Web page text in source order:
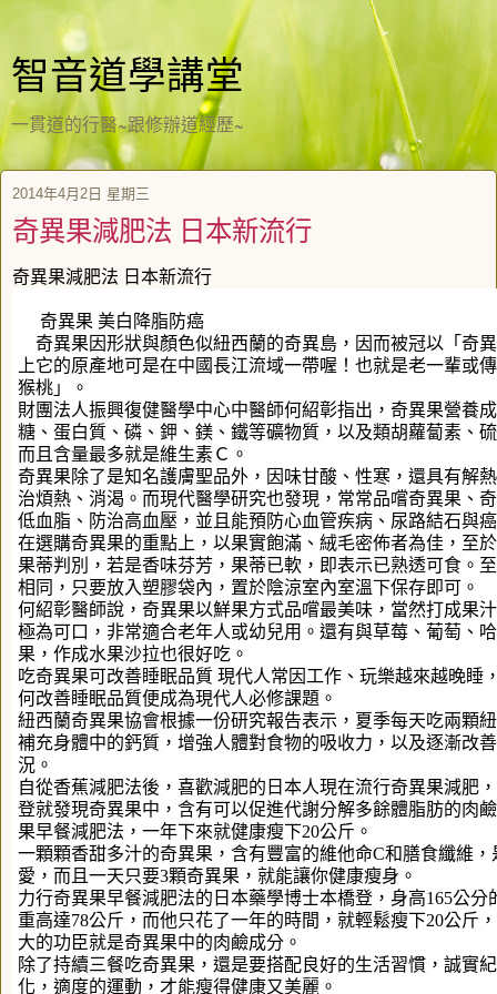
智音道學講堂
一貫道的行醫~跟修辦道經歷~
2014年4月2日 星期三
奇異果減肥法 日本新流行
奇異果減肥法 日本新流行
奇異果 美白降脂防癌
奇異果因形狀與顏色似紐西蘭的奇異島，因而被冠以「奇
上它的原產地可是在中國長江流域一帶喔！也就是老一輩或
猴桃」。
財團法人振興復健醫學中心中醫師何紹彰指出，奇異果營養
糖、蛋白質、磷、鉀、鎂、鐵等礦物質，以及類胡蘿蔔素、
而且含量最多就是維生素Ｃ。
奇異果除了是知名護膚聖品外，因味甘酸、性寒，還具有解
治煩熱、消渴。而現代醫學研究也發現，常常品嚐奇異果、
低血脂、防治高血壓，並且能預防心血管疾病、尿路結石與
在選購奇異果的重點上，以果實飽滿、絨毛密佈者為佳，至
果蒂判別，若是香味芬芳，果蒂已軟，即表示已熟透可食。
相同，只要放入塑膠袋內，置於陰涼室內室溫下保存即可。
何紹彰醫師說，奇異果以鮮果方式品嚐最美味，當然打成果
極為可口，非常適合老年人或幼兒用。還有與草莓、葡萄、
果，作成水果沙拉也很好吃。
吃奇異果可改善睡眠品質 現代人常因工作、玩樂越來越晚睡
何改善睡眠品質便成為現代人必修課題。
紐西蘭奇異果協會根據一份研究報告表示，夏季每天吃兩顆
補充身體中的鈣質，增強人體對食物的吸收力，以及逐漸改
況。
自從香蕉減肥法後，喜歡減肥的日本人現在流行奇異果減肥
登就發現奇異果中，含有可以促進代謝分解多餘體脂肪的肉
果早餐減肥法，一年下來就健康瘦下20公斤。
一顆顆香甜多汁的奇異果，含有豐富的維他命C和膳食纖維
愛，而且一天只要3顆奇異果，就能讓你健康瘦身。
力行奇異果早餐減肥法的日本藥學博士本橋登，身高165公分
重高達78公斤，而他只花了一年的時間，就輕鬆瘦下20公斤
大的功臣就是奇異果中的肉鹼成分。
除了持續三餐吃奇異果，還是要搭配良好的生活習慣，誠實
化，適度的運動，才能瘦得健康又美麗。